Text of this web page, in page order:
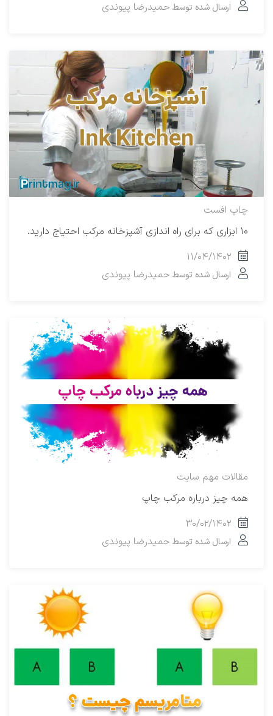
ارسال شده توسط حمیدرضا پیوندی
چاپ افست
۱۰ ابزاری که برای راه اندازی آشپزخانه مرکب احتیاج دارید.
۱۱/۰۴/۱۴۰۲
ارسال شده توسط حمیدرضا پیوندی
مقالات مهم سایت
همه چیز درباره مرکب چاپ
۳۰/۰۲/۱۴۰۲
ارسال شده توسط حمیدرضا پیوندی